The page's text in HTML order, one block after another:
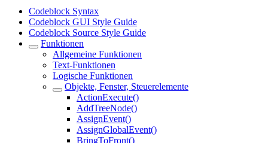
Codeblock Syntax
Codeblock GUI Style Guide
Codeblock Source Style Guide
Funktionen
Allgemeine Funktionen
Text-Funktionen
Logische Funktionen
Objekte, Fenster, Steuerelemente
ActionExecute()
AddTreeNode()
AssignEvent()
AssignGlobalEvent()
BringToFront()